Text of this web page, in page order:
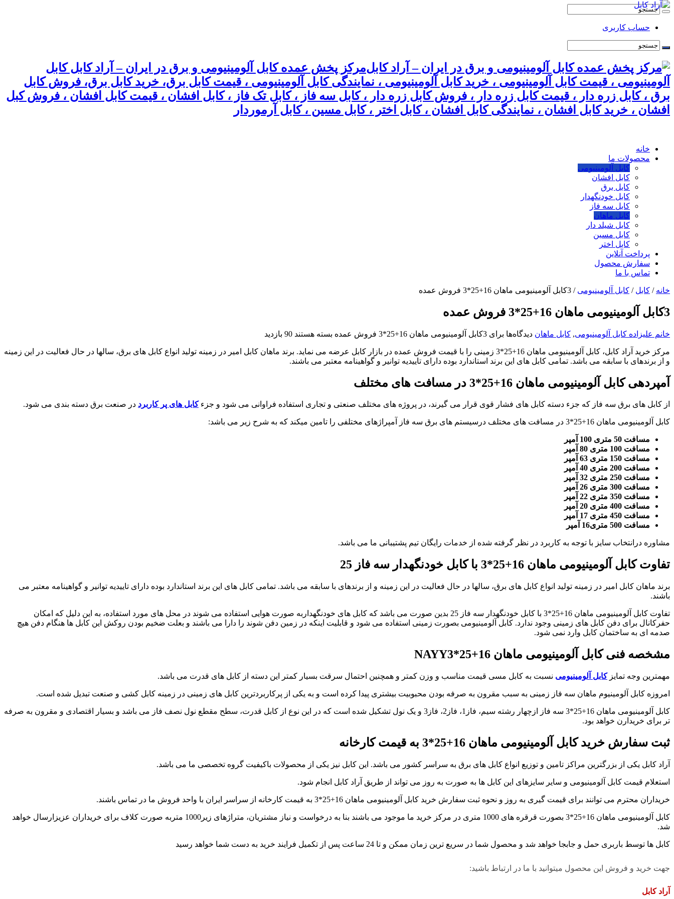
حساب کاربری
مرکز پخش عمده کابل آلومینیومی و برق در ایران – آراد کابل کابل
آلومینیومی ، قیمت کابل آلومینیومی ، خرید کابل آلومینیومی ، نمایندگی کابل آلومینیومی ، قیمت کابل برق، خرید کابل برق، فروش کابل
برق ، کابل زره دار ، قیمت کابل زره دار ، فروش کابل زره دار ، کابل سه فاز ، کابل تک فاز ، کابل افشان ، قیمت کابل افشان ، فروش کبل
افشان ، خرید کابل افشان ، نمایندگی کابل افشان ، کابل اختر ، کابل مسین ، کابل آرموردار
خانه
محصولات ما
کابل آلومینیومی
کابل افشان
کابل برق
کابل خودنگهدار
کابل سه فاز
کابل ماهان
کابل شیلد دار
کابل مسین
کابل اختر
پرداخت آنلاین
سفارش محصول
تماس با ما
خانه / کابل / کابل آلومینیومی / 3کابل آلومینیومی ماهان 16+25*3 فروش عمده
3کابل آلومینیومی ماهان 16+25*3 فروش عمده
خانم علیزاده کابل آلومینیومی, کابل ماهان دیدگاه‌ها برای 3کابل آلومینیومی ماهان 16+25*3 فروش عمده بسته هستند 90 بازدید
مرکز خرید آراد کابل، کابل آلومینیومی ماهان 16+25*3 زمینی را با قیمت فروش عمده در بازار کابل عرضه می نماید. برند ماهان کابل امیر در زمینه تولید انواع کابل های برق، سالها در حال فعالیت در این زمینه
و از برندهای با سابقه می باشد. تمامی کابل های این برند استاندارد بوده دارای تاییدیه توانیر و گواهینامه معتبر می باشند.
آمپردهی کابل آلومینیومی ماهان 16+25*3 در مسافت های مختلف
از کابل های برق سه فاز که جزء دسته کابل های فشار قوی قرار می گیرند، در پروژه های مختلف صنعتی و تجاری استفاده فراوانی می شود و جزءکابل های پر کاربرد در صنعت برق دسته بندی می شود.
کابل آلومینیومی ماهان 16+25*3 در مسافت های مختلف درسیستم های برق سه فاز آمپراژهای مختلفی را تامین میکند که به شرح زیر می باشد:
مسافت 50 متری 100 آمپر
مسافت 100 متری 80 آمپر
مسافت 150 متری 63 آمپر
مسافت 200 متری 40 آمپر
مسافت 250 متری 32 آمپر
مسافت 300 متری 26 آمپر
مسافت 350 متری 22 آمپر
مسافت 400 متری 20 آمپر
مسافت 450 متری 17 آمپر
مسافت 500 متری16 آمپر
مشاوره درانتخاب سایز با توجه به کاربرد در نظر گرفته شده از خدمات رایگان تیم پشتیبانی ما می باشد.
تفاوت کابل آلومینیومی ماهان 16+25*3 با کابل خودنگهدار سه فاز 25
برند ماهان کابل امیر در زمینه تولید انواع کابل های برق، سالها در حال فعالیت در این زمینه و از برندهای با سابقه می باشد. تمامی کابل های این برند استاندارد بوده دارای تاییدیه توانیر و گواهینامه معتبر می
باشند.
تفاوت کابل آلومینیومی ماهان 16+25*3 با کابل خودنگهدار سه فاز 25 بدین صورت می باشد که کابل های خودنگهداربه صورت هوایی استفاده می شوند در محل های مورد استفاده، به این دلیل که امکان
حفرکانال برای دفن کابل های زمینی وجود ندارد. کابل آلومینیومی بصورت زمینی استفاده می شود و قابلیت اینکه در زمین دفن شوند را دارا می باشند و بعلت ضخیم بودن روکش این کابل ها هنگام دفن هیچ
صدمه ای به ساختمان کابل وارد نمی شود.
مشخصه فنی کابل آلومینیومی ماهان 16+25* NAYY3
مهمترین وجه تمایزکابل آلومینیومی نسبت به کابل مسی قیمت مناسب و وزن کمتر و همچنین احتمال سرقت بسیار کمتر این دسته از کابل های قدرت می باشد.
امروزه کابل آلومینیوم ماهان سه فاز زمینی به سبب مقرون به صرفه بودن محبوبیت بیشتری پیدا کرده است و به یکی از پرکاربردترین کابل های زمینی در زمینه کابل کشی و صنعت تبدیل شده است.
کابل آلومینیومی ماهان 16+25*3 سه فاز ازچهار رشته سیم، فاز1، فاز2، فاز3 و یک نول تشکیل شده است که در این نوع از کابل قدرت، سطح مقطع نول نصف فاز می باشد و بسیار اقتصادی و مقرون به صرفه
تر برای خریدارن خواهد بود.
ثبت سفارش خرید کابل آلومینیومی ماهان 16+25*3 به قیمت کارخانه
آراد کابل یکی از بزرگترین مراکز تامین و توزیع انواع کابل های برق به سراسر کشور می باشد. این کابل نیز یکی از محصولات باکیفیت گروه تخصصی ما می باشد.
استعلام قیمت کابل آلومینیومی و سایر سایزهای این کابل ها به صورت به روز می تواند از طریق آراد کابل انجام شود.
خریداران محترم می توانند برای قیمت گیری به روز و نحوه ثبت سفارش خرید کابل آلومینیومی ماهان 16+25*3 به قیمت کارخانه از سراسر ایران با واحد فروش ما در تماس باشند.
کابل آلومینیومی ماهان 16+25*3 بصورت قرقره های 1000 متری در مرکز خرید ما موجود می باشند بنا به درخواست و نیاز مشتریان، متراژهای زیر1000 متربه صورت کلاف برای خریداران عزیزارسال خواهد
شد.
کابل ها توسط باربری حمل و جابجا خواهد شد و محصول شما در سریع ترین زمان ممکن و تا 24 ساعت پس از تکمیل فرایند خرید به دست شما خواهد رسید
جهت خرید و فروش این محصول میتوانید با ما در ارتباط باشید:
آراد کابل